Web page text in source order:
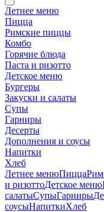
Летнее меню
Пицца
Римские пиццы
Комбо
Горячие блюда
Паста и ризотто
Детское меню
Бургеры
Закуски и салаты
Супы
Гарниры
Десерты
Дополнения и соусы
Напитки
Хлеб
Летнее менюПицца
и ризоттоДетское меню
салатыСупыГарниры
соусыНапиткиХлеб